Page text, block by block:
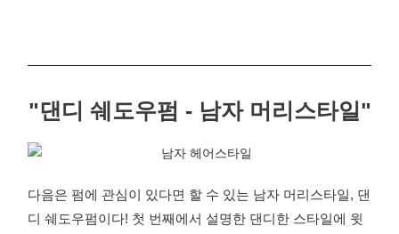
"댄디 쉐도우펌 - 남자 머리스타일"
다음은 펌에 관심이 있다면 할 수 있는 남자 머리스타일, 댄
디 쉐도우펌이다! 첫 번째에서 설명한 댄디한 스타일에 윗